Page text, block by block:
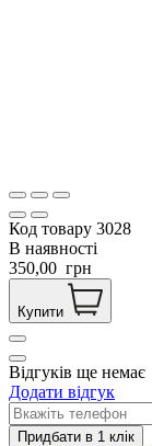
Код товару 3028
В наявності
350,00 грн
Купити
Відгуків ще немає
Додати відгук